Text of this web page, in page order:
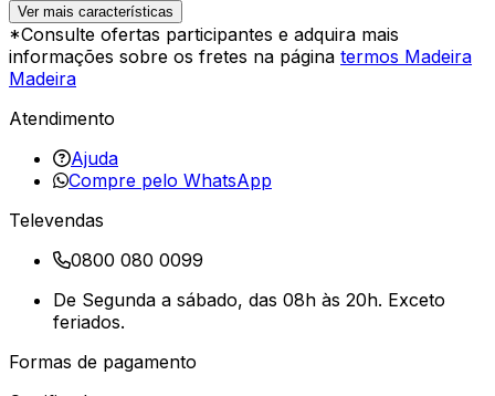
Ver mais características
*Consulte ofertas participantes e adquira mais
informações sobre os fretes na página termos Madeira
Madeira
Atendimento
Ajuda
Compre pelo WhatsApp
Televendas
0800 080 0099
De Segunda a sábado, das 08h às 20h. Exceto
feriados.
Formas de pagamento